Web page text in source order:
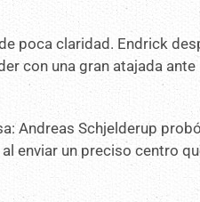
poca claridad. Endrick
con una gran atajada
Andreas Schjelderup
enviar un preciso centro